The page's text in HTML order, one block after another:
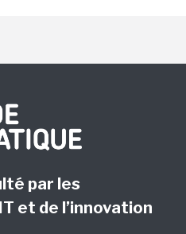
par les
et de l’innovation